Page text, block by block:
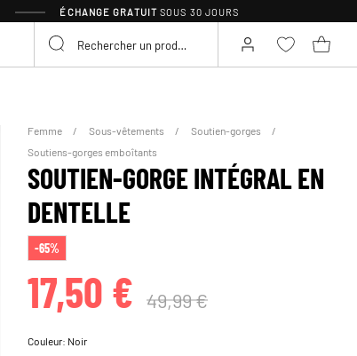
ÉCHANGE GRATUITSOUS 30 JOURS
Femme Sous-vêtements
Soutien-gorges
Soutiens-gorges emboîtants
SOUTIEN-GORGE INTÉGRAL EN
DENTELLE
-65%
17,50 € 49,99 €
Couleur: Noir